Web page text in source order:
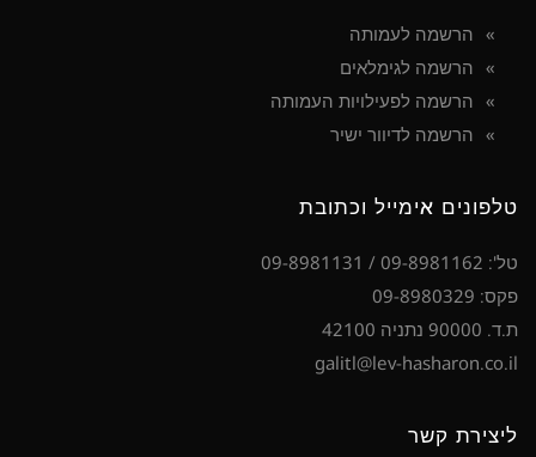
הרשמה לעמותה
הרשמה לגימלאים
הרשמה לפעילויות העמותה
הרשמה לדיוור ישיר
טלפונים אימייל וכתובת
טל': 09-8981162 / 09-8981131
פקס: 09-8980329
ת.ד. 90000 נתניה 42100
galitl@lev-hasharon.co.il
ליצירת קשר